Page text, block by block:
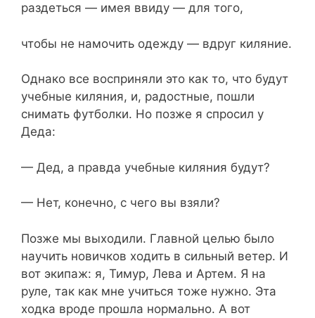
раздеться — имея ввиду — для того,
чтобы не намочить одежду — вдруг киляние.
Однако все восприняли это как то, что будут
учебные киляния, и, радостные, пошли
снимать футболки. Но позже я спросил у
Деда:
— Дед, а правда учебные киляния будут?
— Нет, конечно, с чего вы взяли?
Позже мы выходили. Главной целью было
научить новичков ходить в сильный ветер. И
вот экипаж: я, Тимур, Лева и Артем. Я на
руле, так как мне учиться тоже нужно. Эта
ходка вроде прошла нормально. А вот